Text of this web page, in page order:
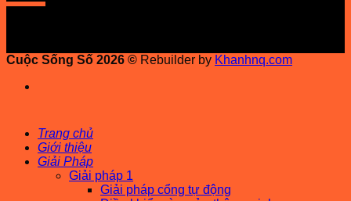
Cuộc Sống Số 2026 © Rebuilder by Khanhnq.com
Trang chủ
Giới thiệu
Giải Pháp
Giải pháp 1
Giải pháp cổng tự động